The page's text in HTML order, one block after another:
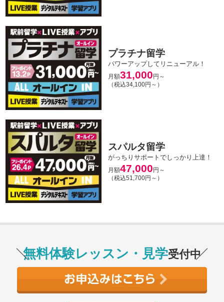
プラチナ留学
パワーアップしてリニューアル！
月額31,000 円～
（税込34,100円～）
スパルタ留学
がっちりサポートでしっかり上達！
月額47,000 円～
（税込51,700円～）
無料体験レッスン・見学受付中